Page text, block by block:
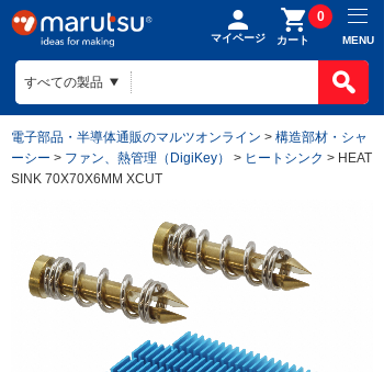
マイページ カート
0
MENU
電子部品・半導体通販のマルツオンライン > 構造部材・シャ
ーシー > ファン、熱管理（DigiKey） > ヒートシンク > HEAT
SINK 70X70X6MM XCUT